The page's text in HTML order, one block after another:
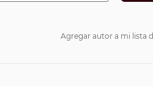
Agregar autor a mi lista